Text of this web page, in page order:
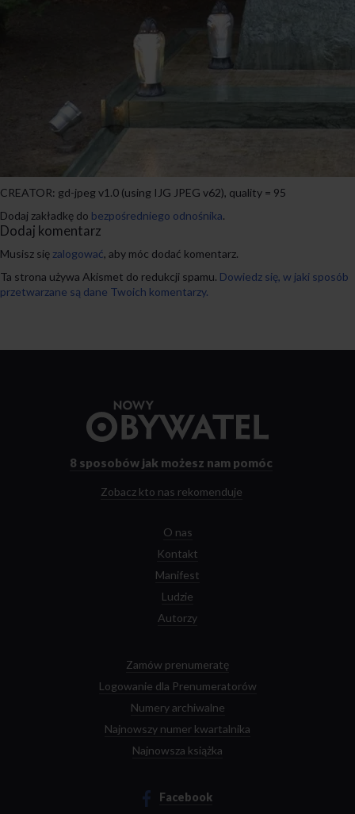
CREATOR: gd-jpeg v1.0 (using IJG JPEG v62), quality = 95
Dodaj zakładkę do bezpośredniego odnośnika.
Dodaj komentarz
Musisz się zalogować, aby móc dodać komentarz.
Ta strona używa Akismet do redukcji spamu. Dowiedz się, w jaki sposób
przetwarzane są dane Twoich komentarzy.
strony
8 sposobów jak możesz nam pomóc
Zobacz kto nas rekomenduje
O nas
Kontakt
Manifest
Ludzie
Autorzy
Zamów prenumeratę
Logowanie dla Prenumeratorów
Numery archiwalne
Najnowszy numer kwartalnika
Najnowsza książka
Facebook